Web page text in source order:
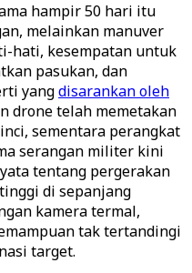
hampir 50 hari itu
melainkan manuver
hati, kesempatan untuk
pasukan, dan
yangdisarankan oleh
drone telah memetakan
sementara perangkat
serangan militer kini
tentang pergerakan
di sepanjang
kamera termal,
tak tertandingi
target.